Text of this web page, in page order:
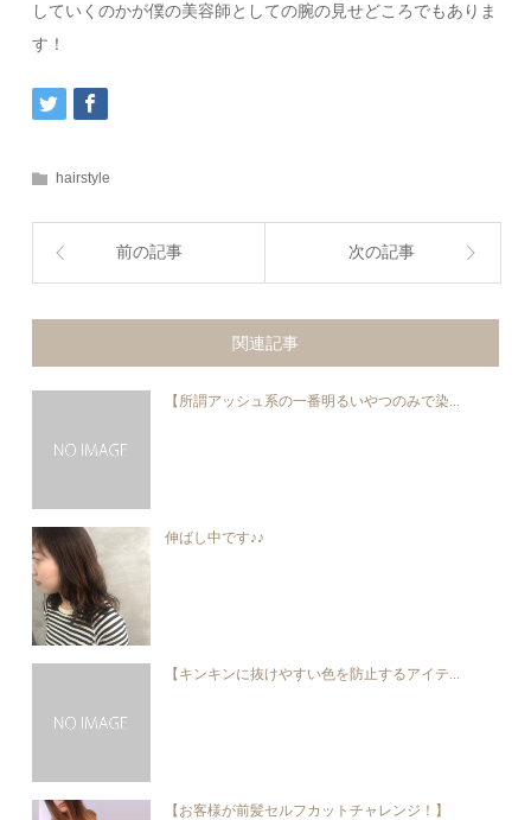
していくのかが僕の美容師としての腕の見せどころでもありま
す！
hairstyle
前の記事 次の記事
関連記事
【所謂アッシュ系の一番明るいやつのみで染...
伸ばし中です♪♪
【キンキンに抜けやすい色を防止するアイテ...
【お客様が前髪セルフカットチャレンジ！】